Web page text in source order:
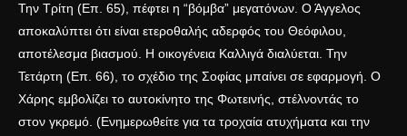
Την Τρίτη (Επ. 65), πέφτει η “βόμβα” μεγατόνων. Ο Άγγελος
αποκαλύπτει ότι είναι ετεροθαλής αδερφός του Θεόφιλου,
αποτέλεσμα βιασμού. Η οικογένεια Καλλιγά διαλύεται. Την
Τετάρτη (Επ. 66), το σχέδιο της Σοφίας μπαίνει σε εφαρμογή. Ο
Χάρης εμβολίζει το αυτοκίνητο της Φωτεινής, στέλνοντάς το
στον γκρεμό. (Ενημερωθείτε για τα τροχαία ατυχήματα και την